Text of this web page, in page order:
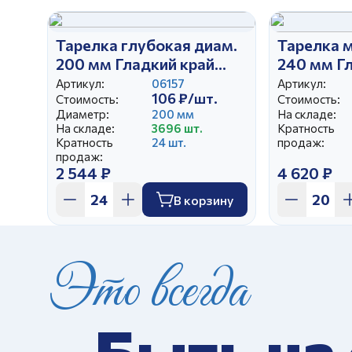
Тарелка глубокая диам.
200 мм Гладкий край
Приключения Колобка
Артикул:
06157
Стоимость:
106 ₽/шт.
Диаметр:
200 мм
На складе:
3696 шт.
Кратность
продаж:
24 шт.
2 544 ₽
В корзину
Тарелка
240 мм
лугу
Артикул:
Стоимость:
На складе:
Кратность
продаж:
4 620 ₽
Это всегда